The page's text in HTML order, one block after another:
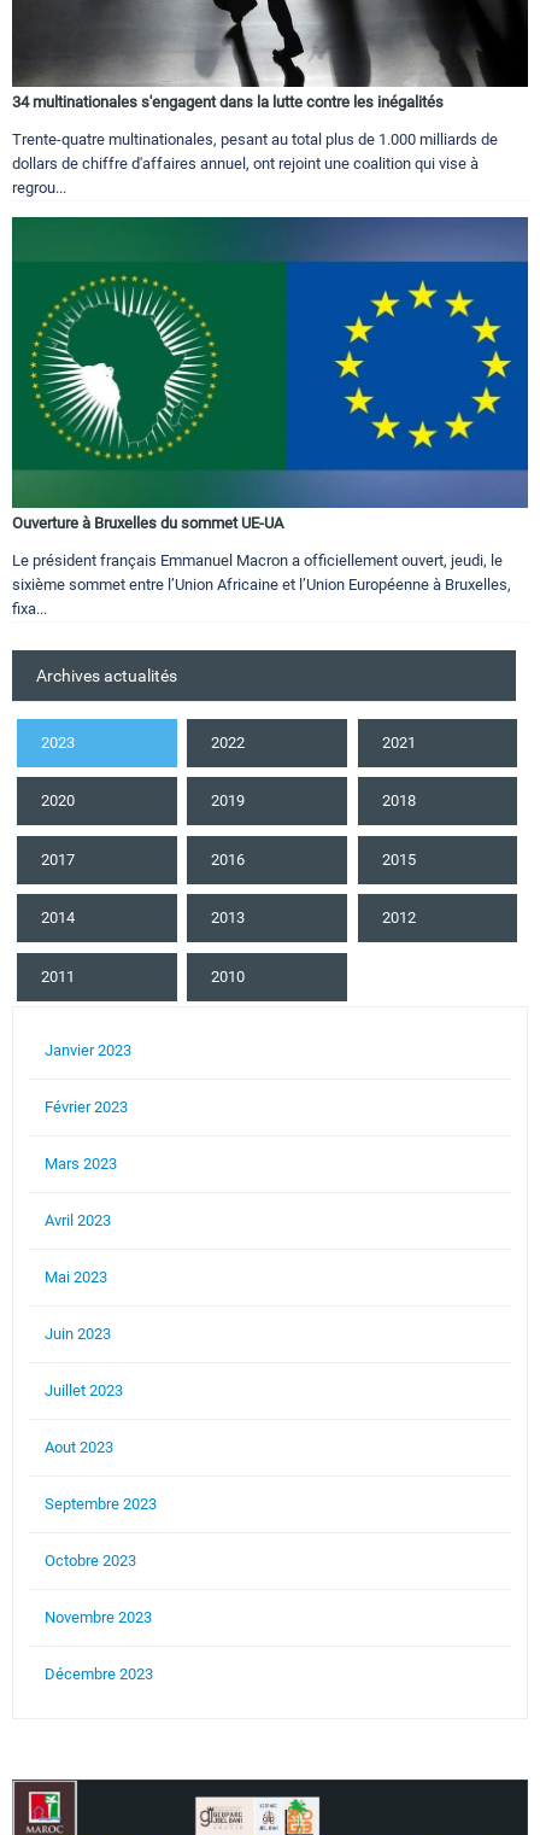
34 multinationales s'engagent dans la lutte contre les inégalités
Trente-quatre multinationales, pesant au total plus de 1.000 milliards de
dollars de chiffre d'affaires annuel, ont rejoint une coalition qui vise à
regrou...
Ouverture à Bruxelles du sommet UE-UA
Le président français Emmanuel Macron a officiellement ouvert, jeudi, le
sixième sommet entre l’Union Africaine et l’Union Européenne à Bruxelles,
fixa...
Archives actualités
2023 2022 2021
2020 2019 2018
2017 2016 2015
2014 2013 2012
2011 2010
Janvier 2023
Février 2023
Mars 2023
Avril 2023
Mai 2023
Juin 2023
Juillet 2023
Aout 2023
Septembre 2023
Octobre 2023
Novembre 2023
Décembre 2023